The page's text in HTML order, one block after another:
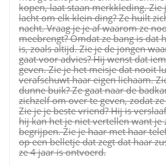
kopen, laat staan merkkleding. Zie
lacht om elk klein ding? Ze huilt
nacht. Vraag je je af waarom ze
meebrengt? Omdat ze bang is dat
is, zoals altijd. Zie je de jongen
gaat voor advies? Hij wenst dat
geven. Zie je het meisje dat nooit
verafschuwt haar eigen lichaam.
dunne buik? Ze gaat naar de
zichzelf om over te geven, zodat
Zie je je beste vriend? Hij is
hij kan het je niet vertellen want je
begrijpen. Zie je haar met haar
op een belletje dat zegt dat haar
ze 4 jaar is ontvoerd.